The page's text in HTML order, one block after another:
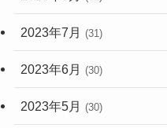
2023年7月 (31)
2023年6月 (30)
2023年5月 (30)